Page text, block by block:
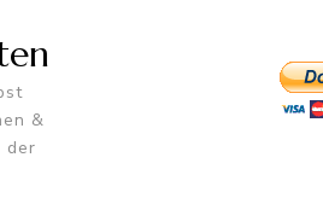
&
der